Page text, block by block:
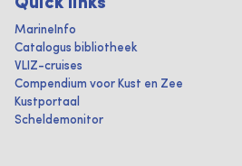
Quick links
MarineInfo
Catalogus bibliotheek
VLIZ-cruises
Compendium voor Kust en Zee
Kustportaal
Scheldemonitor